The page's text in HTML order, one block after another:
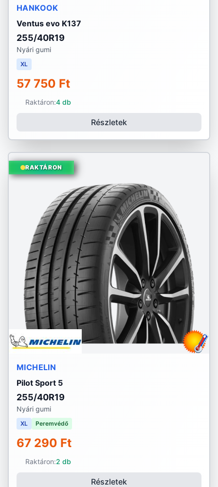
HANKOOK
Ventus evo K137
255/40R19
Nyári gumi
XL
57 750 Ft
Raktáron:4 db
Részletek
RAKTÁRON
MICHELIN
Pilot Sport 5
255/40R19
Nyári gumi
XL Peremvédő
67 290 Ft
Raktáron:2 db
Részletek